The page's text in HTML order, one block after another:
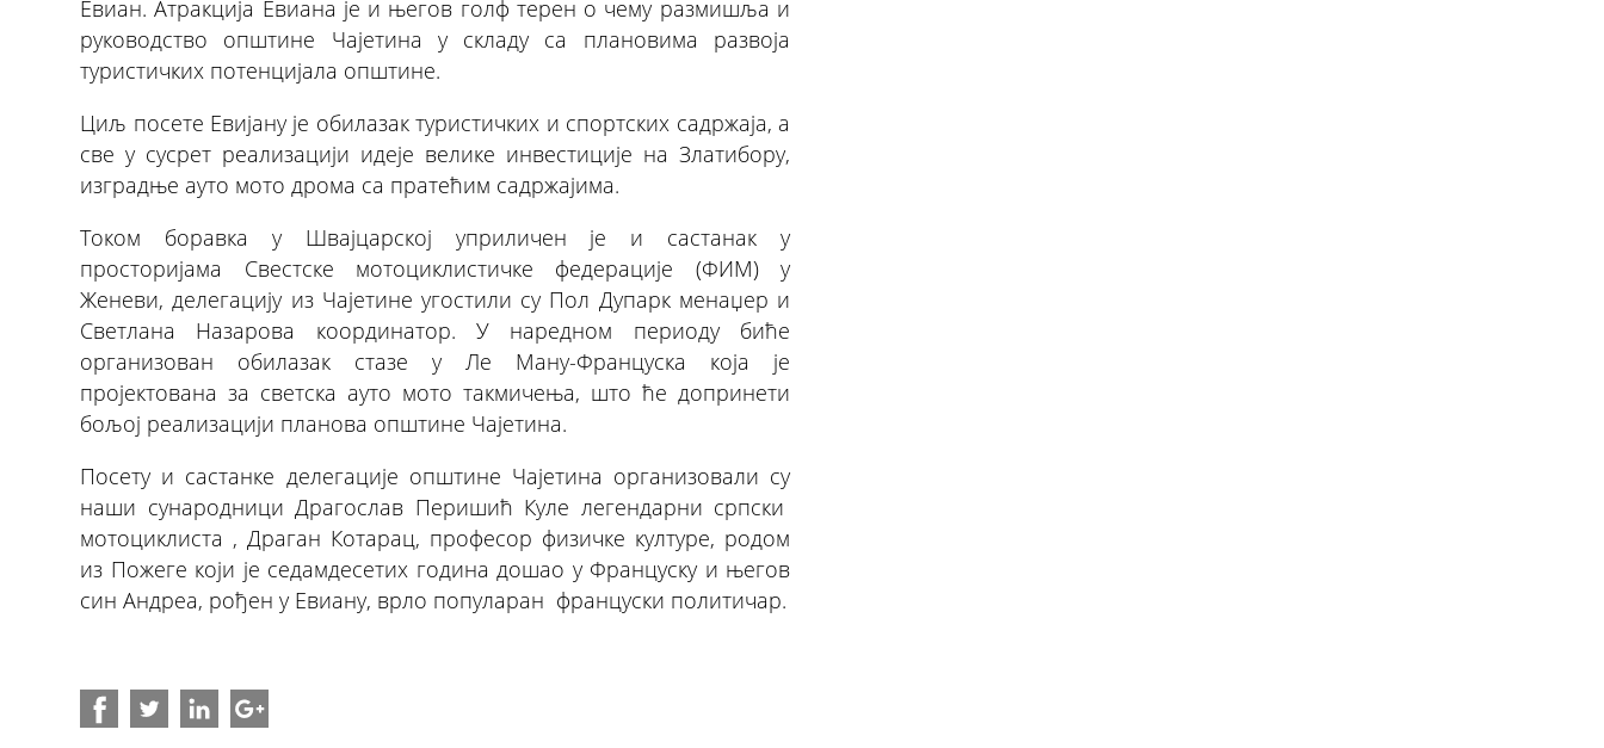
Евиан. Атракција Евиана је и његов голф терен о чему размишља и
руководство општине Чајетина у складу са плановима развоја
туристичких потенцијала општине.
Циљ посете Евијану је обилазак туристичких и спортских садржаја, а
све у сусрет реализацији идеје велике инвестиције на Златибору,
изградње ауто мото дрома са пратећим садржајима.
Током боравка у Швајцарској уприличен је и састанак у
просторијама Свестске мотоциклистичке федерације (ФИМ) у
Женеви, делегацију из Чајетине угостили су Пол Дупарк менаџер и
Светлана Назарова координатор. У наредном периоду биће
организован обилазак стазе у Ле Ману-Француска која је
пројектована за светска ауто мото такмичења, што ће допринети
бољој реализацији планова општине Чајетина.
Посету и састанке делегације општине Чајетина организовали су
наши сународници Драгослав Перишић Куле легендарни српски
мотоциклиста , Драган Котарац, професор физичке културе, родом
из Пожеге који је седамдесетих година дошао у Француску и његов
син Андреа, рођен у Евиану, врло популаран француски политичар.